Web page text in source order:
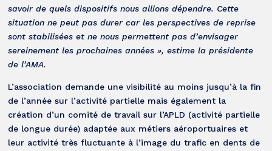
savoir de quels dispositifs nous allions dépendre. Cette
situation ne peut pas durer car les perspectives de reprise
sont stabilisées et ne nous permettent pas d’envisager
sereinement les prochaines années », estime la présidente
de l’AMA.
L’association demande une visibilité au moins jusqu’à la fin
de l’année sur l’activité partielle mais également la
création d’un comité de travail sur l’APLD (activité partielle
de longue durée) adaptée aux métiers aéroportuaires et
leur activité très fluctuante à l’image du trafic en dents de